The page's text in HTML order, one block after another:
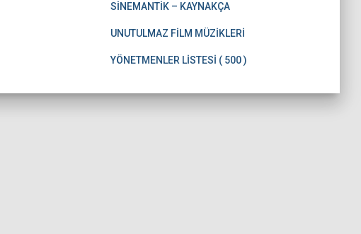
SİNEMANTİK – KAYNAKÇA
UNUTULMAZ FİLM MÜZİKLERİ
YÖNETMENLER LİSTESİ ( 500 )